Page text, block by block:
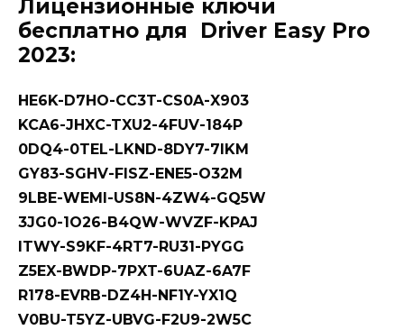
Лицензионные ключи
бесплатно для Driver Easy Pro
2023:
HE6K-D7HO-CC3T-CS0A-X903
KCA6-JHXC-TXU2-4FUV-184P
0DQ4-0TEL-LKND-8DY7-7IKM
GY83-SGHV-FISZ-ENE5-O32M
9LBE-WEMI-US8N-4ZW4-GQ5W
3JG0-1O26-B4QW-WVZF-KPAJ
ITWY-S9KF-4RT7-RU31-PYGG
Z5EX-BWDP-7PXT-6UAZ-6A7F
R178-EVRB-DZ4H-NF1Y-YX1Q
V0BU-T5YZ-UBVG-F2U9-2W5C